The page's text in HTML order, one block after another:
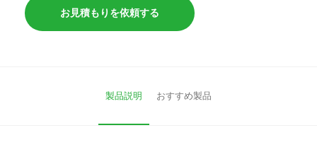
お見積もりを依頼する
製品説明 おすすめ製品